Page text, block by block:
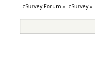
cSurvey Forum » cSurvey»